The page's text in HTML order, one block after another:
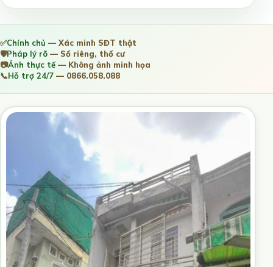
✅Chính chủ — Xác minh SĐT thật
🛡️Pháp lý rõ — Sổ riêng, thổ cư
📷Ảnh thực tế— Không ảnh minh họa
📞Hỗ trợ 24/7 — 0866.058.088